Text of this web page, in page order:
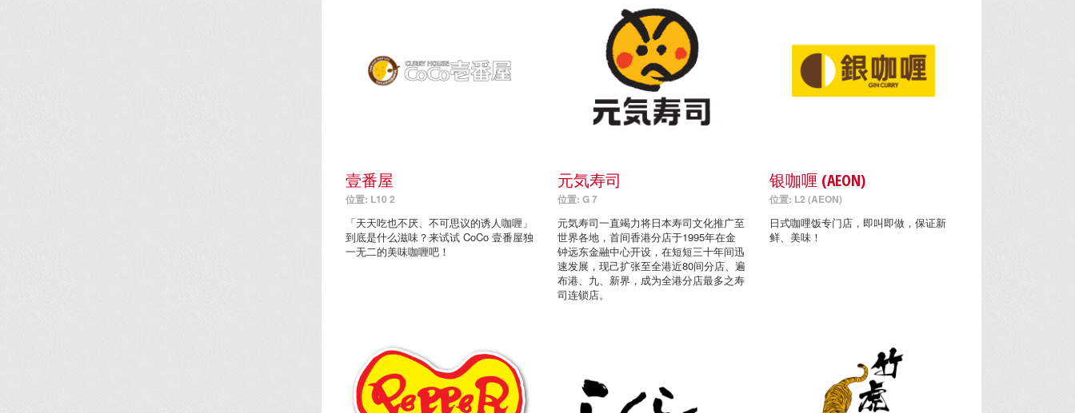
壹番屋
位置: L10 2
「天天吃也不厌、不可思议的诱人咖喱」
到底是什么滋味？来试试 CoCo 壹番屋独
一无二的美味咖喱吧！
元気寿司
位置: G 7
元気寿司一直竭力将日本寿司文化推广至
世界各地，首间香港分店于1995年在金
钟远东金融中心开设，在短短三十年间迅
速发展，现己扩张至全港近80间分店、遍
布港、九、新界，成为全港分店最多之寿
司连锁店。
银咖喱 (AEON)
位置: L2 (AEON)
日式咖哩饭专门店，即叫即做，保证新
鲜、美味！